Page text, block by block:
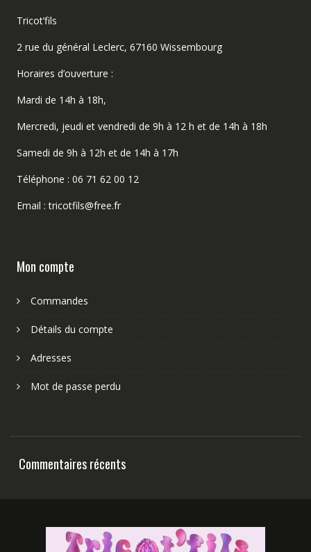
Tricot’fils
2 rue du général Leclerc, 67160 Wissembourg
Horaires d’ouverture :
Mardi de 14h à 18h,
Mercredi, jeudi et vendredi de 9h à 12 h et de 14h à 18h
Samedi de 9h à 12h et de 14h à 17h
Téléphone : 06 71 62 00 12
Email : tricotfils@free.fr
Mon compte
Commandes
Détails du compte
Adresses
Mot de passe perdu
Commentaires récents